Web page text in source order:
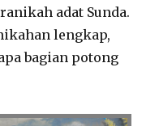
adat Sunda.
lengkap,
bagian potong